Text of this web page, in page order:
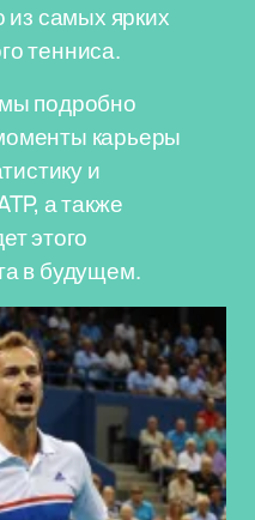
из самых ярких
тенниса.
подробно
карьеры
и
а также
этого
в будущем.